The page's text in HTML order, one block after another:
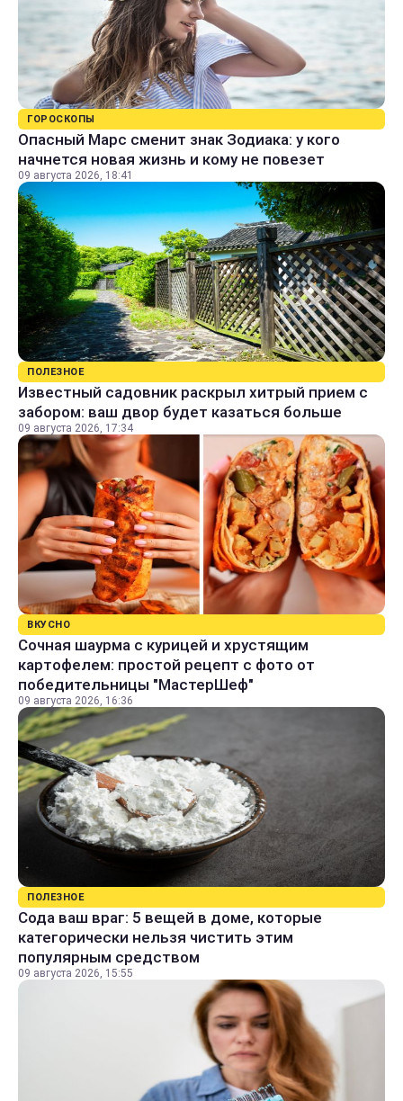
ГОРОСКОПЫ
Опасный Марс сменит знак Зодиака: у кого
начнется новая жизнь и кому не повезет
09 августа 2026, 18:41
ПОЛЕЗНОЕ
Известный садовник раскрыл хитрый прием с
забором: ваш двор будет казаться больше
09 августа 2026, 17:34
ВКУСНО
Сочная шаурма с курицей и хрустящим
картофелем: простой рецепт с фото от
победительницы "МастерШеф"
09 августа 2026, 16:36
ПОЛЕЗНОЕ
Сода ваш враг: 5 вещей в доме, которые
категорически нельзя чистить этим
популярным средством
09 августа 2026, 15:55